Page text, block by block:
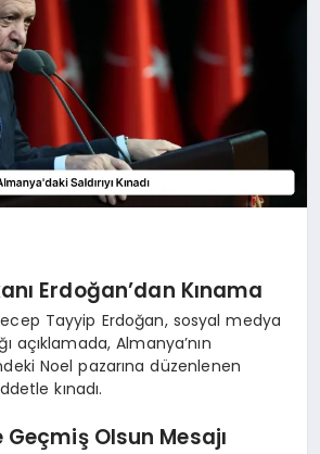
Erdoğan’dan Kınama
Tayyip Erdoğan, sosyal medya
açıklamada, Almanya’nın
Noel pazarına düzenlenen
kınadı.
Geçmiş Olsun Mesajı